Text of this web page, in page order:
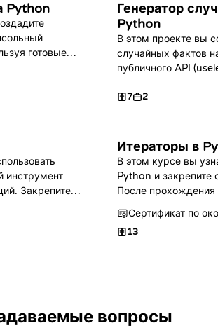
Python
готовые
Генератор
Python
В этом проекте вы
случайных фактов
публичного API
7 2
Закрепите
Итераторы в
В этом курсе вы
Python и закрепите
После
Сертификат по
13
вопросы